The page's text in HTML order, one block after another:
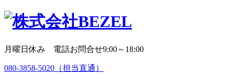
月曜日休み 電話お問合せ9:00～18:00
080-3858-5020 （担当直通）